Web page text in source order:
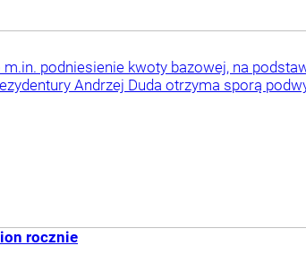
podniesienie kwoty bazowej, na
Andrzej Duda otrzyma sporą
rocznie